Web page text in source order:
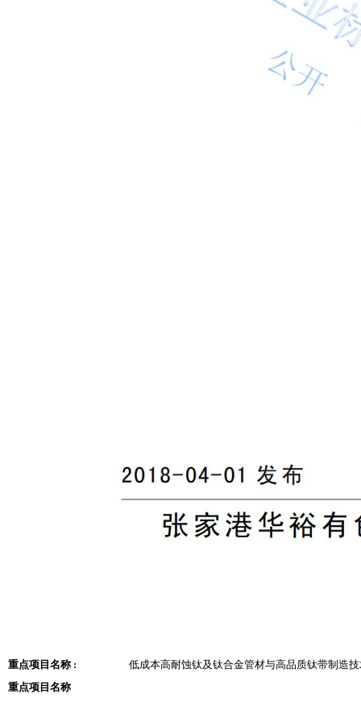
重点项目名称 :
低成本高耐蚀钛及钛合金管材与高品质钛带制造
重点项目名称